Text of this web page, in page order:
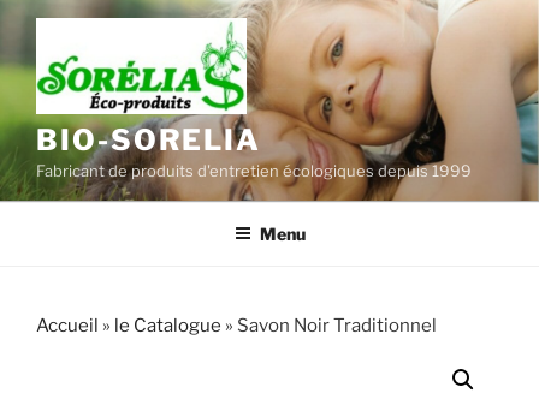
Aller
contenu
principal
BIO-SORELIA
Fabricant de produits d'entretien écologiques depuis 1999
Menu
Accueil » le Catalogue » Savon Noir Traditionnel